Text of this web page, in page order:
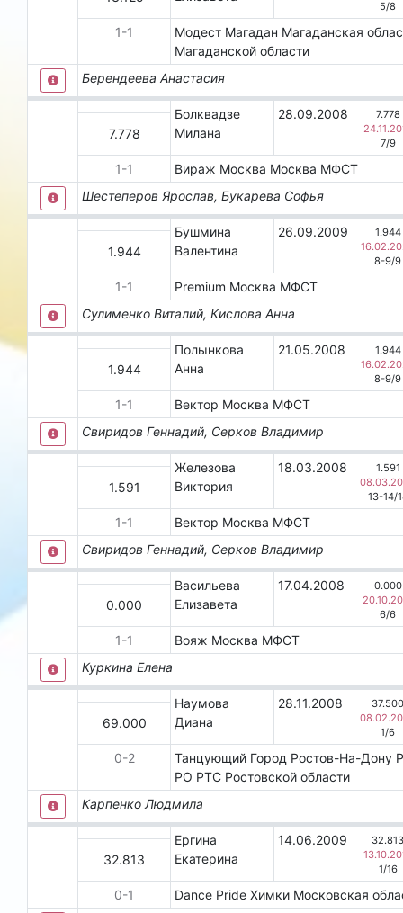
5/8
1-1 Модест Магадан Магаданская
Магаданской области
Берендеева Анастасия
Болквадзе
Милана
28.09.2008
7.778
7/9
7.778
1-1 Вираж Москва Москва МФСТ
Шестеперов Ярослав, Букарева Софья
Бушмина
Валентина
26.09.2009
1.944
8-9/9
1.944
1-1 Premium Москва МФСТ
Сулименко Виталий, Кислова Анна
Полынкова
Анна
21.05.2008
1.944
8-9/9
1.944
1-1 Вектор Москва МФСТ
Свиридов Геннадий, Серков Владимир
Железова
Виктория
18.03.2008
1.591
13-14/
1.591
1-1 Вектор Москва МФСТ
Свиридов Геннадий, Серков Владимир
Васильева
Елизавета
17.04.2008
0.000
6/6
0.000
1-1 Вояж Москва МФСТ
Куркина Елена
Наумова
Диана
28.11.2008
1/6
69.000
0-2 Танцующий Город Ростов-На-Дону
РО РТС Ростовской области
Карпенко Людмила
Ергина
Екатерина
14.06.2009
1/16
32.813
0-1 Dance PrideХимки Московская